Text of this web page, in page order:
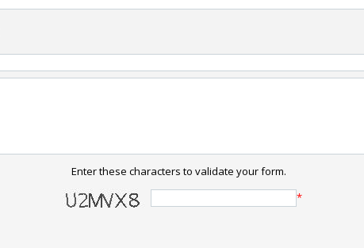
Enter these characters to validate your form.
*